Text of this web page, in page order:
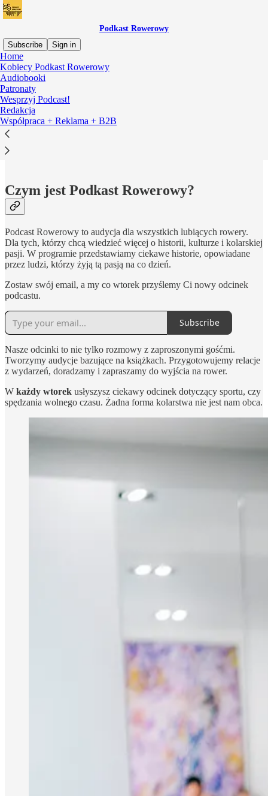
Podkast Rowerowy
Subscribe
Sign in
Home
Kobiecy Podkast Rowerowy
Audiobooki
Patronaty
Wesprzyj Podcast!
Redakcja
Współpraca + Reklama + B2B
O Nas / Redakcja
Czym jest Podkast Rowerowy?
Podcast Rowerowy to audycja dla wszystkich lubiących rowery.
Dla tych, którzy chcą wiedzieć więcej o historii, kulturze i kolarskiej
pasji. W programie przedstawiamy ciekawe historie, opowiadane
przez ludzi, którzy żyją tą pasją na co dzień.
Zostaw swój email, a my co wtorek przyślemy Ci nowy odcinek
podcastu.
Subscribe
Nasze odcinki to nie tylko rozmowy z zaproszonymi gośćmi.
Tworzymy audycje bazujące na książkach. Przygotowujemy relacje
z wydarzeń, doradzamy i zapraszamy do wyjścia na rower.
W każdy wtorek usłyszysz ciekawy odcinek dotyczący sportu, czy
spędzania wolnego czasu. Żadna forma kolarstwa nie jest nam obca.